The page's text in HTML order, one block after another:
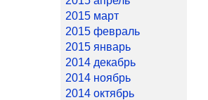
2015 март
2015 февраль
2015 январь
2014 декабрь
2014 ноябрь
2014 октябрь